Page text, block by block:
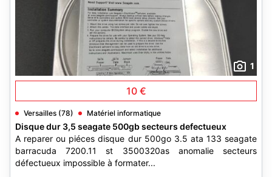
1
10 €
Versailles (78) Matériel informatique
Disque dur 3,5 seagate 500gb secteurs defectueux
A reparer ou piéces disque dur 500go 3.5 ata 133 seagate
barracuda 7200.11 st 3500320as anomalie secteurs
défectueux impossible à formater...